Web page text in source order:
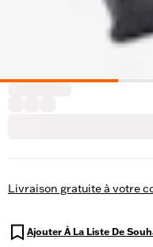
Livraison gratuite à votre
Ajouter À La Liste De